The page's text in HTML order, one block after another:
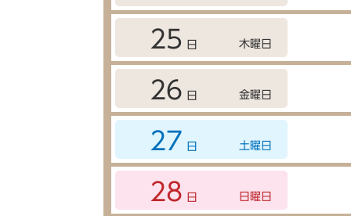
25 日 木曜日
26 日 金曜日
27 日 土曜日
28 日 日曜日